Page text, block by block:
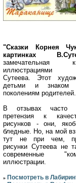
"Сказки Корнея
картинках
иллюстрациями
Сутеева. Этот
детьми и знаком
поколениям родителей.
В отзывах часто
претензия к
рисунков - они,
бледные. Но, на мой
тут не при чем,
рисунки Сутеева не
современные
иллюстрации.
» Посмотреть в